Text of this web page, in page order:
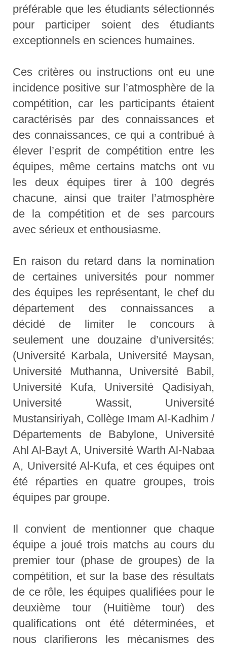
préférable que les étudiants sélectionnés
pour participer soient des étudiants
exceptionnels en sciences humaines.
Ces critères ou instructions ont eu une
incidence positive sur l’atmosphère de la
compétition, car les participants étaient
caractérisés par des connaissances et
des connaissances, ce qui a contribué à
élever l’esprit de compétition entre les
équipes, même certains matchs ont vu
les deux équipes tirer à 100 degrés
chacune, ainsi que traiter l’atmosphère
de la compétition et de ses parcours
avec sérieux et enthousiasme.
En raison du retard dans la nomination
de certaines universités pour nommer
des équipes les représentant, le chef du
département des connaissances a
décidé de limiter le concours à
seulement une douzaine d’universités:
(Université Karbala, Université Maysan,
Université Muthanna, Université Babil,
Université Kufa, Université Qadisiyah,
Université Wassit, Université
Mustansiriyah, Collège Imam Al-Kadhim /
Départements de Babylone, Université
Ahl Al-Bayt A, Université Warth Al-Nabaa
A, Université Al-Kufa, et ces équipes ont
été réparties en quatre groupes, trois
équipes par groupe.
Il convient de mentionner que chaque
équipe a joué trois matchs au cours du
premier tour (phase de groupes) de la
compétition, et sur la base des résultats
de ce rôle, les équipes qualifiées pour le
deuxième tour (Huitième tour) des
qualifications ont été déterminées, et
nous clarifierons les mécanismes des